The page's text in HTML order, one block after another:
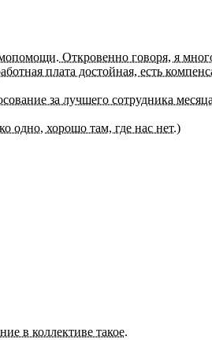
Откровенно говоря, я
плата достойная, есть
за лучшего сотрудника
одно, хорошо там, где нас нет.)
в коллективе такое.